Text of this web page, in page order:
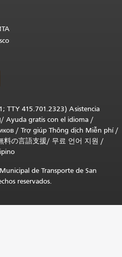
TTY 415.701.2323) Asistencia
/ Ayuda gratis con el idioma /
/ Trợ giúp Thông dịch Miễn phí/
料の言語支援/ 무료 언어 지원 /
de Transporte de San
reservados.